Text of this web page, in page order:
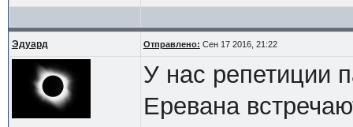
Эдуард Отправлено: Сен 17 2016, 21:22
У нас репетиции
Еревана